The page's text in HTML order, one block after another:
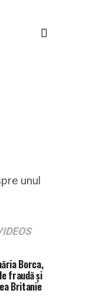
unul
Borca,
fraudă și
Britanie